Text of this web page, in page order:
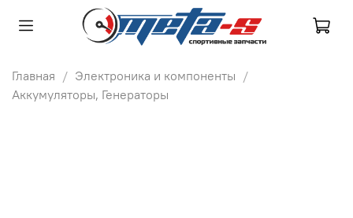
Главная
Электроника и компоненты
Аккумуляторы, Генераторы